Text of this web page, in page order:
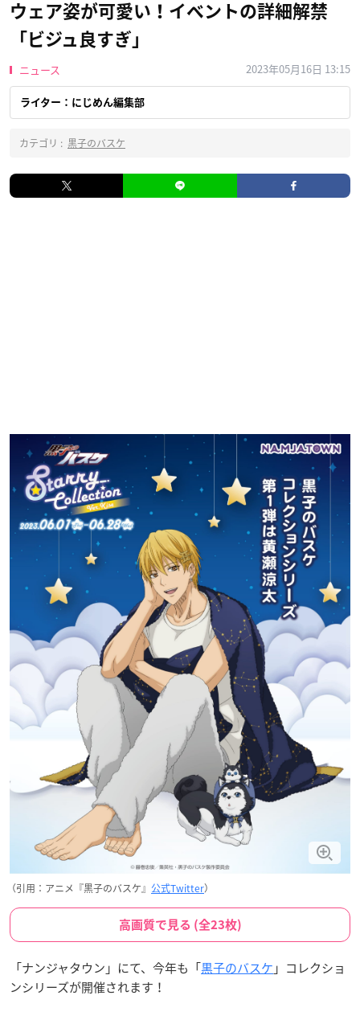
ウェア姿が可愛い！イベントの詳細解禁
「ビジュ良すぎ」
ニュース 2023年05月16日 13:15
ライター：にじめん編集部
カテゴリ : 黒子のバスケ
（引用：アニメ『黒子のバスケ』 公式Twitter）
高画質で見る (全23枚)
「ナンジャタウン」にて、今年も「黒子のバスケ 」コレクショ
ンシリーズが開催されます！